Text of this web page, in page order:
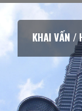
KHAI VẤN /